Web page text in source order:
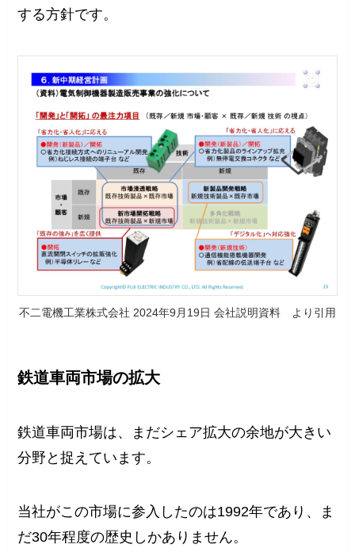
する方針です。
不二電機工業株式会社 2024年9月19日 会社説明資料 より引用
鉄道車両市場の拡大
鉄道車両市場は、まだシェア拡大の余地が大きい
分野と捉えています。
当社がこの市場に参入したのは1992年であり、ま
だ30年程度の歴史しかありません。